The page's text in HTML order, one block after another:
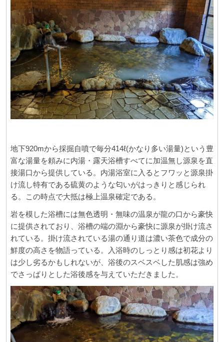
地下920mから採掘自噴で毎分414ℓ(かなり多い湯量)という豊
富な湯量を頼みに内湯・露天浴槽すべてに加温無し源泉を直
接湯口から提供している。内湯浴室に入るとフワッと源泉掛
け流し特有である硫黄のような匂いがはっきりと感じられ
る。この時点で大抵は極上温泉確定である。
岩を模した浴槽には無色透明・無味の温泉が龍の口から豪快
に提供されており、浴槽の端の淵から豪快に源泉が掛け流さ
れている。掛け流されている湯の通り道は濃い茶色で成分の
鮮度の高さを物語っている。入浴時のしっとり感は初花より
は少し劣るかもしれないが、浴後のスベスベした肌感は強め
でさっぱりとした浴後感を与えていただきました。